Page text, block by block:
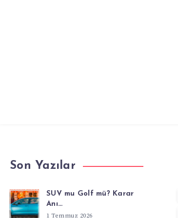
Son Yazılar
SUV mu Golf mü? Karar
Anı…
1 Temmuz 2026